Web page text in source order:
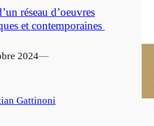
réseau d’oeuvres
et contemporaines
2024—
Gattinoni